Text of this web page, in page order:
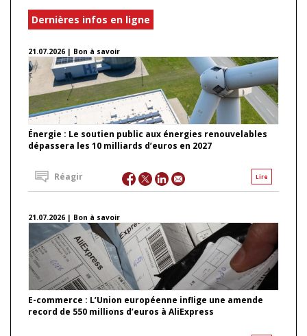
Dernières infos en ligne
21.07.2026 | Bon à savoir
Énergie : Le soutien public aux énergies renouvelables
dépassera les 10 milliards d’euros en 2027
Lire
Réagir
21.07.2026 | Bon à savoir
E-commerce : L’Union européenne inflige une amende
record de 550 millions d’euros à AliExpress